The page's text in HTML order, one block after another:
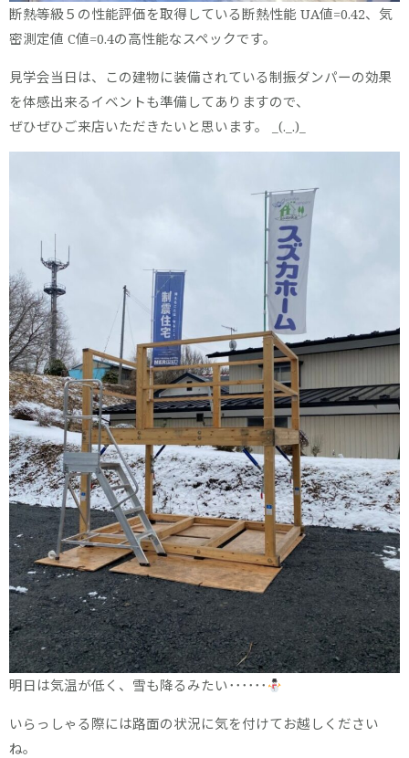
断熱等級５の性能評価を取得している断熱性能 UA値=0.42、気
密測定値 C値=0.4の高性能なスペックです。
見学会当日は、この建物に装備されている制振ダンパーの効果
を体感出来るイベントも準備してありますので、
ぜひぜひご来店いただきたいと思います。 _(._.)_
明日は気温が低く、雪も降るみたい･･････
いらっしゃる際には路面の状況に気を付けてお越しください
ね。